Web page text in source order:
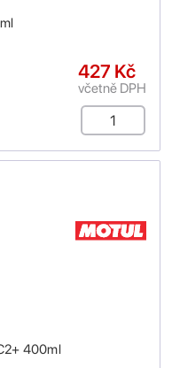
427 Kč
včetně DPH
400ml